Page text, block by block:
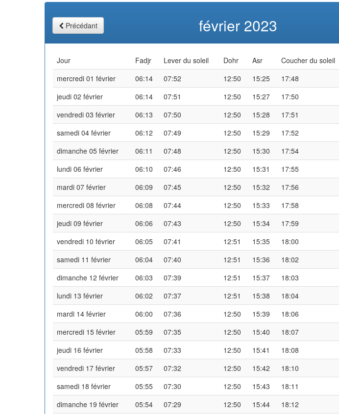
Précédant février 2023
Jour Fadjr Lever du soleil Dohr Asr Coucher du soleil
mercredi 01 février
06:14 07:52 12:50 15:25 17:48
jeudi 02 février
06:14 07:51 12:50 15:27 17:50
vendredi 03 février
06:13 07:50 12:50 15:28 17:51
samedi 04 février
06:12 07:49 12:50 15:29 17:52
dimanche 05 février
06:11 07:48 12:50 15:30 17:54
lundi 06 février
06:10 07:46 12:50 15:31 17:55
mardi 07 février
06:09 07:45 12:50 15:32 17:56
mercredi 08 février
06:08 07:44 12:50 15:33 17:58
jeudi 09 février
06:06 07:43 12:50 15:34 17:59
vendredi 10 février
06:05 07:41 12:51 15:35 18:00
samedi 11 février
06:04 07:40 12:51 15:36 18:02
dimanche 12 février
06:03 07:39 12:51 15:37 18:03
lundi 13 février
06:02 07:37 12:51 15:38 18:04
mardi 14 février
06:00 07:36 12:50 15:39 18:06
mercredi 15 février
05:59 07:35 12:50 15:40 18:07
jeudi 16 février
05:58 07:33 12:50 15:41 18:08
vendredi 17 février
05:57 07:32 12:50 15:42 18:10
samedi 18 février
05:55 07:30 12:50 15:43 18:11
dimanche 19 février
05:54 07:29 12:50 15:44 18:12